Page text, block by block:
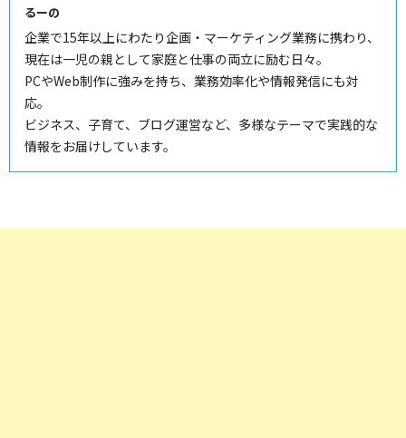
るーの
企業で15年以上にわたり企画・マーケティング業務に携わり、
現在は一児の親として家庭と仕事の両立に励む日々。
PCやWeb制作に強みを持ち、業務効率化や情報発信にも対
応。
ビジネス、子育て、ブログ運営など、多様なテーマで実践的な
情報をお届けしています。